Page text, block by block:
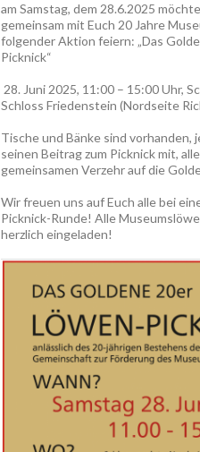
am Samstag, dem 28.6.2025
gemeinsam mit Euch 20 Jahre
folgender Aktion feiern: „Das
Picknick“
28. Juni 2025, 11:00 – 15:00 Uhr,
Schloss Friedenstein (Nordseite
Tische und Bänke sind vorhanden,
seinen Beitrag zum Picknick mit,
gemeinsamen Verzehr auf die
Wir freuen uns auf Euch alle bei
Picknick-Runde! Alle
herzlich eingeladen!